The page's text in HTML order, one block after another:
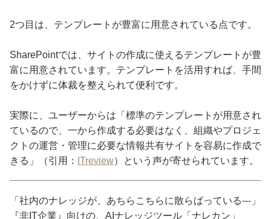
2つ目は、テンプレートが豊富に用意されている点です。
SharePointでは、サイトの作成に使えるテンプレートが豊
富に用意されています。テンプレートを活用すれば、手間
をかけずに体裁を整えられて便利です。
実際に、ユーザーからは「標準のテンプレートが用意され
ているので、一から作成する必要はなく、組織やプロジェ
クトの運営・管理に必要な情報共有サイトを容易に作成で
きる」（引用：
ITreview）という声が寄せられています。
「社内のナレッジが、あちらこちらに散らばっている---」
『非IT企業』向けの、AIナレッジツール「ナレカン」